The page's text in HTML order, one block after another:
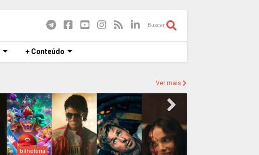
Buscar
+ Conteúdo
Ver mais
bilheteria